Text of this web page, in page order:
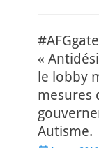
«
le lobby
mesures
Autisme.